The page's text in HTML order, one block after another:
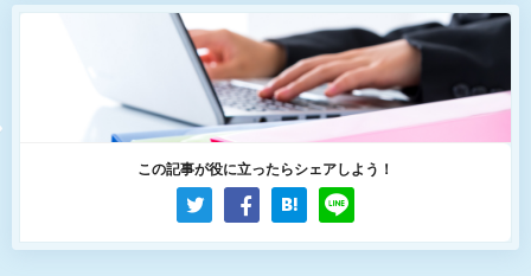
この記事が役に立ったらシェアしよう！